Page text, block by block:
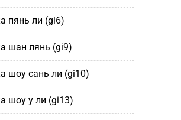
пянь ли (gi6)
шан лянь (gi9)
шоу сань ли (gi10)
шоу у ли (gi13)